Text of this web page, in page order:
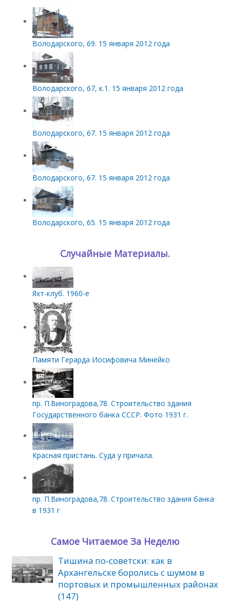
Володарского, 69. 15 января 2012 года
Володарского, 67, к.1. 15 января 2012 года
Володарского, 67. 15 января 2012 года
Володарского, 67. 15 января 2012 года
Володарского, 65. 15 января 2012 года
Случайные Материалы.
Яхт-клуб. 1960-е
Памяти Герарда Иосифовича Минейко
пр. П.Виноградова,78. Строительство здания
Государственного банка СССР. Фото 1931 г.
Красная пристань. Суда у причала.
пр. П.Виноградова,78. Строительство здания банка
в 1931 г
Самое Читаемое За Неделю
Тишина по‑советски: как в
Архангельске боролись с шумом в
портовых и промышленных районах
(147)